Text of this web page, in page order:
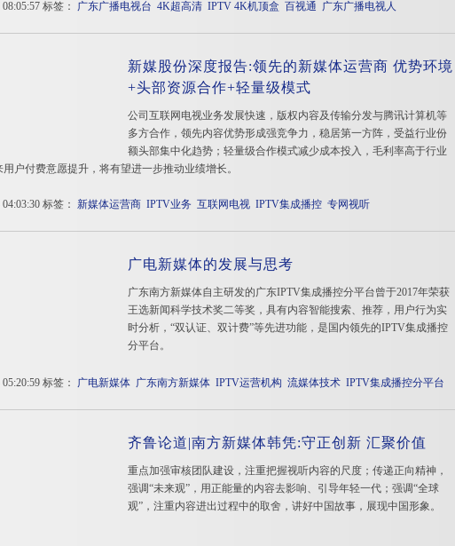
标签： 广东广播电视台 4K超高清 IPTV 4K机顶盒 百视通 广东广播电视人
新媒股份深度报告:领先的新媒体运营商 优势环境
+头部资源合作+轻量级模式
公司互联网电视业务发展快速，版权内容及传输分发与腾讯计算机等
多方合作，领先内容优势形成强竞争力，稳居第一方阵，受益行业份
额头部集中化趋势；轻量级合作模式减少成本投入，毛利率高于行业
户付费意愿提升，将有望进一步推动业绩增长。
标签： 新媒体运营商 IPTV业务 互联网电视 IPTV集成播控 专网视听
广电新媒体的发展与思考
广东南方新媒体自主研发的广东IPTV集成播控分平台曾于2017年荣获
王选新闻科学技术奖二等奖，具有内容智能搜索、推荐，用户行为实
时分析，“双认证、双计费”等先进功能，是国内领先的IPTV集成播控
分平台。
标签： 广电新媒体 广东南方新媒体 IPTV运营机构 流媒体技术 IPTV集成播控分平台
齐鲁论道|南方新媒体韩凭:守正创新 汇聚价值
重点加强审核团队建设，注重把握视听内容的尺度；传递正向精神，
强调“未来观”，用正能量的内容去影响、引导年轻一代；强调“全球
观”，注重内容进出过程中的取舍，讲好中国故事，展现中国形象。